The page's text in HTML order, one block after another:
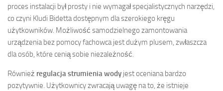
proces instalacji był prosty i nie wymagał specjalistycznych narzędzi,
co czyni Kludi Bidetta dostępnym dla szerokiego kręgu
użytkowników. Możliwość samodzielnego zamontowania
urządzenia bez pomocy fachowca jest dużym plusem, zwłaszcza
dla osób, które cenią sobie niezależność.
Również regulacja strumienia wody jest oceniana bardzo
pozytywnie. Użytkownicy zwracają uwagę na to, że istnieje